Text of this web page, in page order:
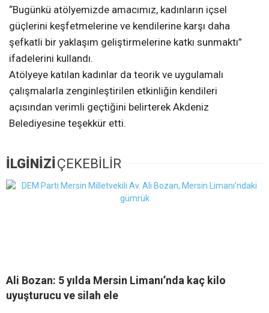
“Bugünkü atölyemizde amacımız, kadınların içsel
güçlerini keşfetmelerine ve kendilerine karşı daha
şefkatli bir yaklaşım geliştirmelerine katkı sunmaktı”
ifadelerini kullandı.
Atölyeye katılan kadınlar da teorik ve uygulamalı
çalışmalarla zenginleştirilen etkinliğin kendileri
açısından verimli geçtiğini belirterek Akdeniz
Belediyesine teşekkür etti.
İLGİNİZİÇEKEBİLİR
Ali Bozan: 5 yılda Mersin Limanı’nda kaç kilo
uyuşturucu ve silah ele